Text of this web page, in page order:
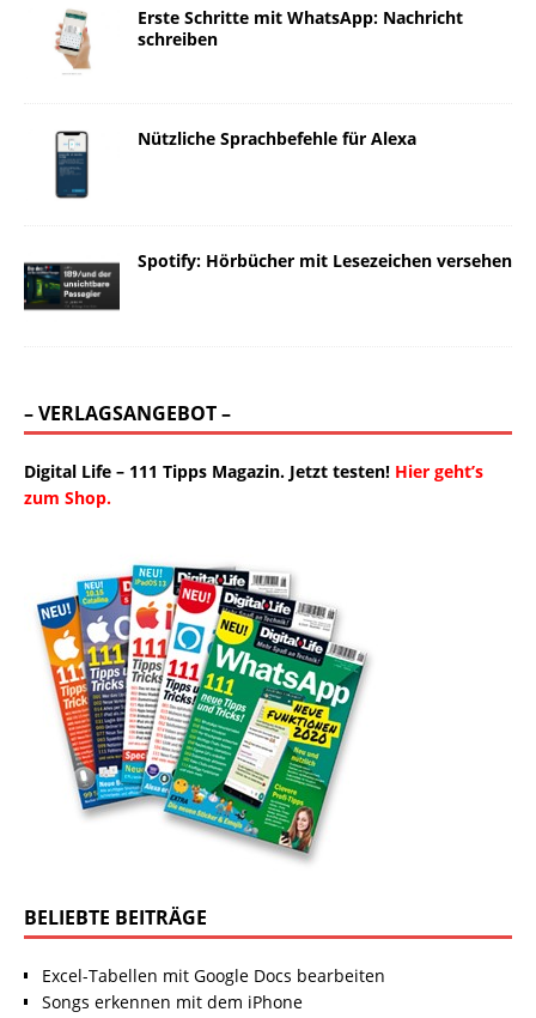
Erste Schritte mit WhatsApp: Nachricht
schreiben
Nützliche Sprachbefehle für Alexa
Spotify: Hörbücher mit Lesezeichen versehen
– VERLAGSANGEBOT –
Digital Life – 111 Tipps Magazin. Jetzt testen! Hier geht’s
zum Shop.
BELIEBTE BEITRÄGE
Excel-Tabellen mit Google Docs bearbeiten
Songs erkennen mit dem iPhone